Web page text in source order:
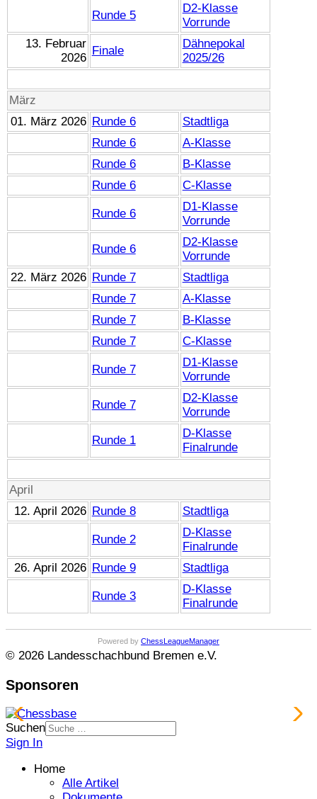
Runde 5
D2-Klasse
Vorrunde
13. Februar
2026
Finale
Dähnepokal
2025/26
März
01. März 2026 Runde 6
Stadtliga
Runde 6
A-Klasse
Runde 6
B-Klasse
Runde 6
C-Klasse
Runde 6
D1-Klasse
Vorrunde
Runde 6
D2-Klasse
Vorrunde
22. März 2026 Runde 7
Stadtliga
Runde 7
A-Klasse
Runde 7
B-Klasse
Runde 7
C-Klasse
Runde 7
D1-Klasse
Vorrunde
Runde 7
D2-Klasse
Vorrunde
Runde 1
D-Klasse
Finalrunde
April
12. April 2026 Runde 8 Stadtliga
Runde 2
D-Klasse
Finalrunde
26. April 2026 Runde 9 Stadtliga
Runde 3
D-Klasse
Finalrunde
Powered by ChessLeagueManager
© 2026 Landesschachbund Bremen e.V.
Sponsoren
Suchen
Sign In
Home
Alle Artikel